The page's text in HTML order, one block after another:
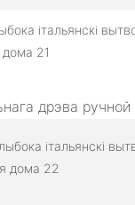
дрэва ручной